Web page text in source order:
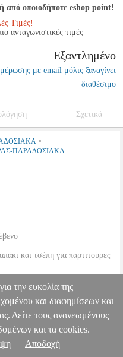
από οποιοδήποτε eshop point!
Τιμές!
ανταγωνιστικές τιμές
Εξαντλημένο
με email μόλις ξαναγίνει
διαθέσιμο
Σχετικά
•
ΠΑΡΑΔΟΣΙΑΚΑ
και τσέπη για παρτιτούρες
4 MSC.000206
MSC.000206
ΠΑΡΑΔΟΣΙΑΚΑ
ΠΑΡΑΔΟΣΙΑΚΑ
ΟΡΧΗΣΤΡΑΣ-
και πλαϊνά από μασίφ
Κόκκινο-καφέ βερνίκι •
την ευκολία της
και διαφημίσεων και
Δείτε τους ανανεωμένους
και τα cookies.
Αποδοχή